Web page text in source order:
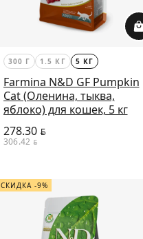
300 Г 1.5 КГ 5 КГ
Farmina N&D GF Pumpkin
Cat (Оленина, тыква,
яблоко) для кошек, 5 кг
278.30BYN
306.42 BYN
СКИДКА -9%